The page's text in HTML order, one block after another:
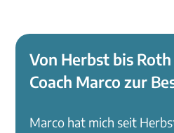
Von Herbst bis
Coach Marco zur
Marco hat mich seit